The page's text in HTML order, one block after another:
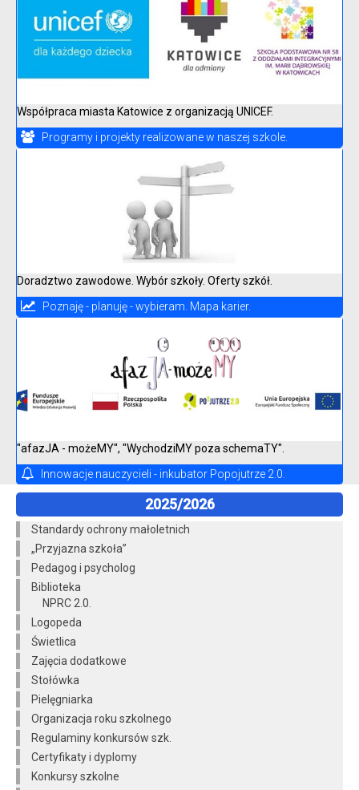
Współpraca miasta Katowice z organizacją UNICEF.
Programy i projekty realizowane w naszej szkole.
Doradztwo zawodowe. Wybór szkoły. Oferty szkół.
Poznaję - planuję - wybieram. Mapa karier.
"afazJA - możeMY", "WychodziMY poza schemaTY".
Innowacje nauczycieli - inkubator Popojutrze 2.0.
2025/2026
Standardy ochrony małoletnich
„Przyjazna szkoła”
Pedagog i psycholog
Biblioteka
NPRC 2.0.
Logopeda
Świetlica
Zajęcia dodatkowe
Stołówka
Pielęgniarka
Organizacja roku szkolnego
Regulaminy konkursów szk.
Certyfikaty i dyplomy
Konkursy szkolne